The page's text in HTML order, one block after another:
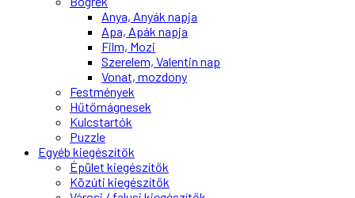
Anya, Anyák napja
Apa, Apák napja
Film, Mozi
Szerelem, Valentin nap
Vonat, mozdony
Festmények
Hűtőmágnesek
Kulcstartók
Puzzle
Egyéb kiegészítők
Épület kiegészítők
Közúti kiegészítők